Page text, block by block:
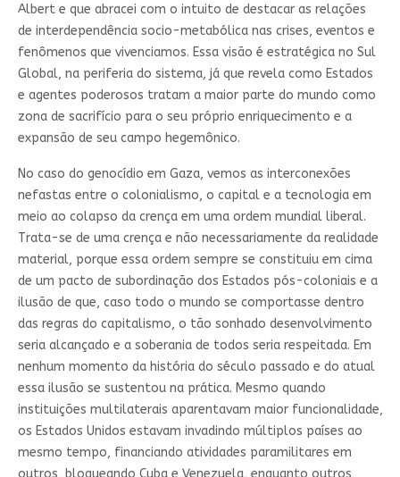
Albert e que abracei com o intuito de destacar as relações
de interdependência socio-metabólica nas crises, eventos e
fenômenos que vivenciamos. Essa visão é estratégica no Sul
Global, na periferia do sistema, já que revela como Estados
e agentes poderosos tratam a maior parte do mundo como
zona de sacrifício para o seu próprio enriquecimento e a
expansão de seu campo hegemônico.
No caso do genocídio em Gaza, vemos as interconexões
nefastas entre o colonialismo, o capital e a tecnologia em
meio ao colapso da crença em uma ordem mundial liberal.
Trata-se de uma crença e não necessariamente da realidade
material, porque essa ordem sempre se constituiu em cima
de um pacto de subordinação dos Estados pós-coloniais e a
ilusão de que, caso todo o mundo se comportasse dentro
das regras do capitalismo, o tão sonhado desenvolvimento
seria alcançado e a soberania de todos seria respeitada. Em
nenhum momento da história do século passado e do atual
essa ilusão se sustentou na prática. Mesmo quando
instituições multilaterais aparentavam maior funcionalidade,
os Estados Unidos estavam invadindo múltiplos países ao
mesmo tempo, financiando atividades paramilitares em
outros, bloqueando Cuba e Venezuela, enquanto outros